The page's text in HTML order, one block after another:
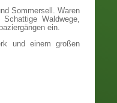
Sommersell. Waren
Waldwege,
ein.
und einem großen